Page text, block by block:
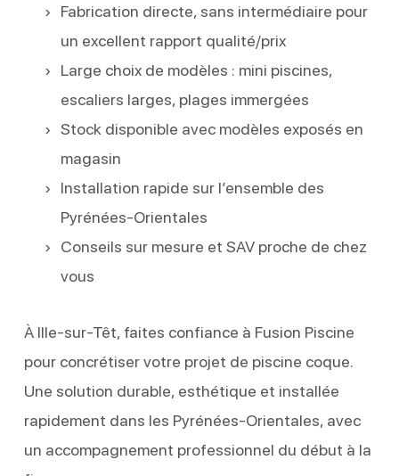
Fabrication directe, sans intermédiaire pour
un excellent rapport qualité/prix
Large choix de modèles : mini piscines,
escaliers larges, plages immergées
Stock disponible avec modèles exposés en
magasin
Installation rapide sur l’ensemble des
Pyrénées-Orientales
Conseils sur mesure et SAV proche de chez
vous
À Ille-sur-Têt, faites confiance à Fusion Piscine
pour concrétiser votre projet de piscine coque.
Une solution durable, esthétique et installée
rapidement dans les Pyrénées-Orientales, avec
un accompagnement professionnel du début à la